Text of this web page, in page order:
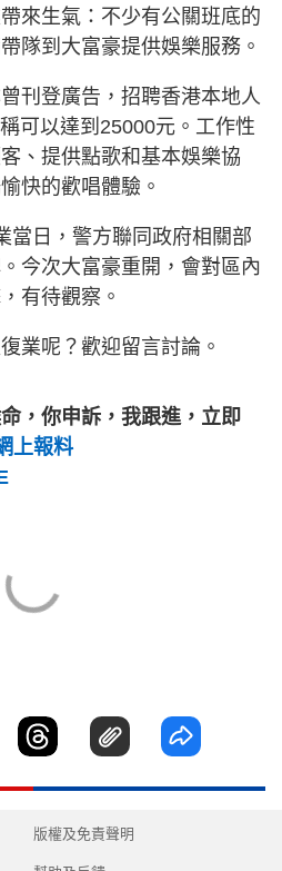
來生氣：不少有公關班底的
隊到大富豪提供娛樂服務。
刊登廣告，招聘香港本地人
可以達到25000元。工作性
、提供點歌和基本娛樂協
快的歡唱體驗。
當日，警方聯同政府相關部
今次大富豪重開，會對區內
有待觀察。
業呢？歡迎留言討論。
，你申訴，我跟進，立即
上報料
版權及免責聲明